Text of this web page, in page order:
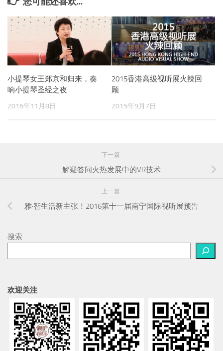
小提琴女王郑京和归来，奏
响小提琴圣经之夜
2016年11月8日
2015香港高级视听展火辣回
顾
2015年9月7日
下一篇
解疑答问火热发展中的VR技术
上一篇
雅·智生活新主张！2016第十一届南宁国际视听展预告
搜索
欢迎关注